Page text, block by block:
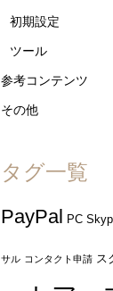
初期設定
ツール
参考コンテンツ
その他
タグ一覧
PayPal PC
サル コンタクト申請 ス